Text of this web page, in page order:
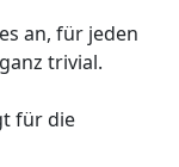
an, für jeden
trivial.
für die